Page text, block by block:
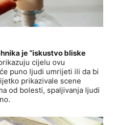
je “iskustvo bliske
cijelu ovu
puno ljudi umrijeti ili da bi
prikazivale scene
od bolesti, spaljivanja ljudi